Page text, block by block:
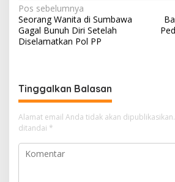
N
a
v
a
s
i
p
Pos sebelumnya
Seorang Wanita di Sumbawa
Gagal Bunuh Diri Setelah
Diselamatkan Pol PP
Tinggalkan Balasan
Alamat email Anda tidak akan dipublikasikan.
ditandai *